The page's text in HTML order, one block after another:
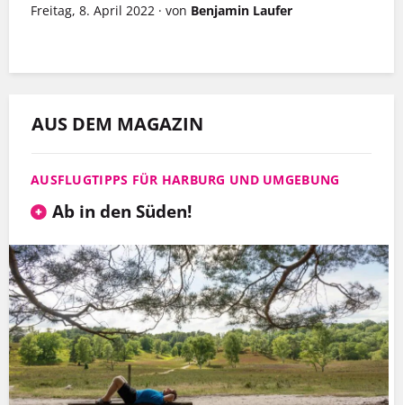
Freitag, 8. April 2022 · von Benjamin Laufer
AUS DEM MAGAZIN
AUSFLUGTIPPS FÜR HARBURG UND UMGEBUNG
Ab in den Süden!